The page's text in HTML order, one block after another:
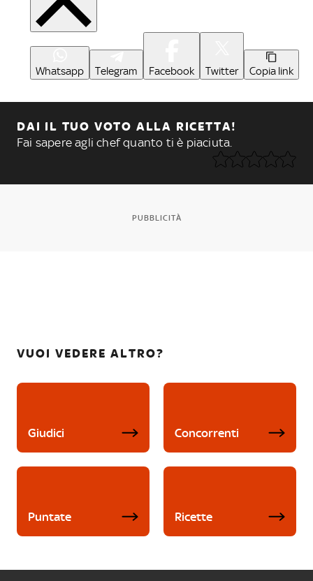
Whatsapp Telegram Facebook Twitter Copia link
DAI IL TUO VOTO ALLA RICETTA!
Fai sapere agli chef quanto ti è piaciuta.
PUBBLICITÀ
VUOI VEDERE ALTRO?
Giudici Concorrenti
Puntate Ricette